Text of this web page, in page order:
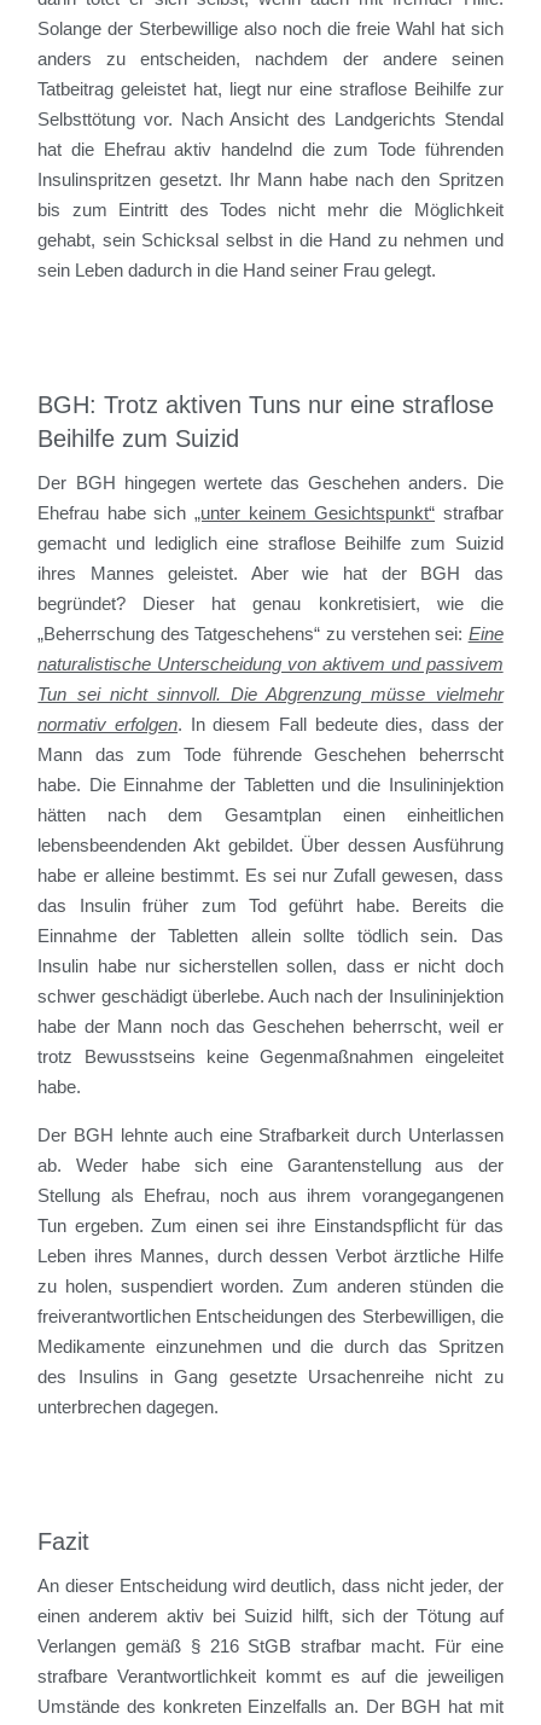
Solange der Sterbewillige also noch die freie Wahl hat sich
anders zu entscheiden, nachdem der andere seinen
Tatbeitrag geleistet hat, liegt nur eine straflose Beihilfe zur
Selbsttötung vor. Nach Ansicht des Landgerichts Stendal
hat die Ehefrau aktiv handelnd die zum Tode führenden
Insulinspritzen gesetzt. Ihr Mann habe nach den Spritzen
bis zum Eintritt des Todes nicht mehr die Möglichkeit
gehabt, sein Schicksal selbst in die Hand zu nehmen und
sein Leben dadurch in die Hand seiner Frau gelegt.
BGH: Trotz aktiven Tuns nur eine straflose
Beihilfe zum Suizid
Der BGH hingegen wertete das Geschehen anders. Die
Ehefrau habe sich „unter keinem Gesichtspunkt“ strafbar
gemacht und lediglich eine straflose Beihilfe zum Suizid
ihres Mannes geleistet. Aber wie hat der BGH das
begründet? Dieser hat genau konkretisiert, wie die
„Beherrschung des Tatgeschehens“ zu verstehen sei: Eine
naturalistische Unterscheidung von aktivem und passivem
Tun sei nicht sinnvoll. Die Abgrenzung müsse vielmehr
normativ erfolgen. In diesem Fall bedeute dies, dass der
Mann das zum Tode führende Geschehen beherrscht
habe. Die Einnahme der Tabletten und die Insulininjektion
hätten nach dem Gesamtplan einen einheitlichen
lebensbeendenden Akt gebildet. Über dessen Ausführung
habe er alleine bestimmt. Es sei nur Zufall gewesen, dass
das Insulin früher zum Tod geführt habe. Bereits die
Einnahme der Tabletten allein sollte tödlich sein. Das
Insulin habe nur sicherstellen sollen, dass er nicht doch
schwer geschädigt überlebe. Auch nach der Insulininjektion
habe der Mann noch das Geschehen beherrscht, weil er
trotz Bewusstseins keine Gegenmaßnahmen eingeleitet
habe.
Der BGH lehnte auch eine Strafbarkeit durch Unterlassen
ab. Weder habe sich eine Garantenstellung aus der
Stellung als Ehefrau, noch aus ihrem vorangegangenen
Tun ergeben. Zum einen sei ihre Einstandspflicht für das
Leben ihres Mannes, durch dessen Verbot ärztliche Hilfe
zu holen, suspendiert worden. Zum anderen stünden die
freiverantwortlichen Entscheidungen des Sterbewilligen, die
Medikamente einzunehmen und die durch das Spritzen
des Insulins in Gang gesetzte Ursachenreihe nicht zu
unterbrechen dagegen.
Fazit
An dieser Entscheidung wird deutlich, dass nicht jeder, der
einen anderem aktiv bei Suizid hilft, sich der Tötung auf
Verlangen gemäß § 216 StGB strafbar macht. Für eine
strafbare Verantwortlichkeit kommt es auf die jeweiligen
Umstände des konkreten Einzelfalls an. Der BGH hat mit